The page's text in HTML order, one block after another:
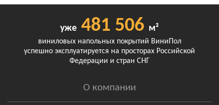
уже 481 506 м²
виниловых напольных покрытий ВиниПол
успешно эксплуатируется на просторах Российской
Федерации и стран СНГ
О компании